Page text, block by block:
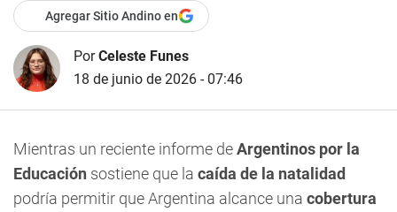
Agregar Sitio Andino en
PorCeleste Funes
18 de junio de 2026 - 07:46
Mientras un reciente informe deArgentinos por la
Educación sostiene que la caída de la natalidad
podría permitir que Argentina alcance una cobertura